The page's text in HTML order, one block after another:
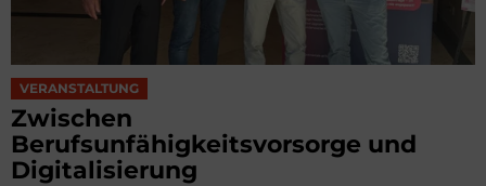
VERANSTALTUNG
Zwischen
Berufsunfähigkeitsvorsorge und
Digitalisierung